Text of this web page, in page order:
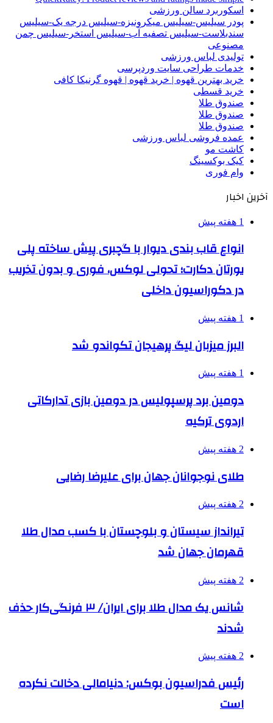
اسکوربرد سالن ورزشی
پودر سیلیس-سیلیس میکرونیزه-سیلیس درجه یک-سیلیس
سندبلاست-سیلیس تصفیه آب-سیلیس استخر-سیلیس چمن
مصنوعی
تولیدی لباس ورزشی
خدمات طراحی سایت وردپرسی
خرید بهترین قهوه | خرید قهوه | قهوه گرنیکا کافی
خرید قسطی
صندوق طلا
صندوق طلا
صندوق طلا
عمده فروشی لباس ورزشی
کاشت مو
کیک بوکسینگ
وام فوری
آخرین اخبار
1 هفته پیش
انواع قاب بندی دیوار با گچبری پیش ساخته پلی
یورتان دکارت؛ تحولی لوکس، فوری و بدون تخریب
در دکوراسیون داخلی
1 هفته پیش
البرز میزبان لیگ پرهیجان تکواندو شد
1 هفته پیش
دومین برد پرسپولیس در دومین بازی تدارکاتی
اردوی ترکیه
2 هفته پیش
طلای نوجوانان جهان برای علیرضا رضایی
2 هفته پیش
تیرانداز سیستان و بلوچستان با کسب مدال طلا
قهرمان جهان شد
2 هفته پیش
شانس یک مدال طلا برای ایران/ ۳ فرنگی‌کار حذف
شدند
2 هفته پیش
رئیس فدراسیون بوکس: دنیامالی دخالت نکرده
است